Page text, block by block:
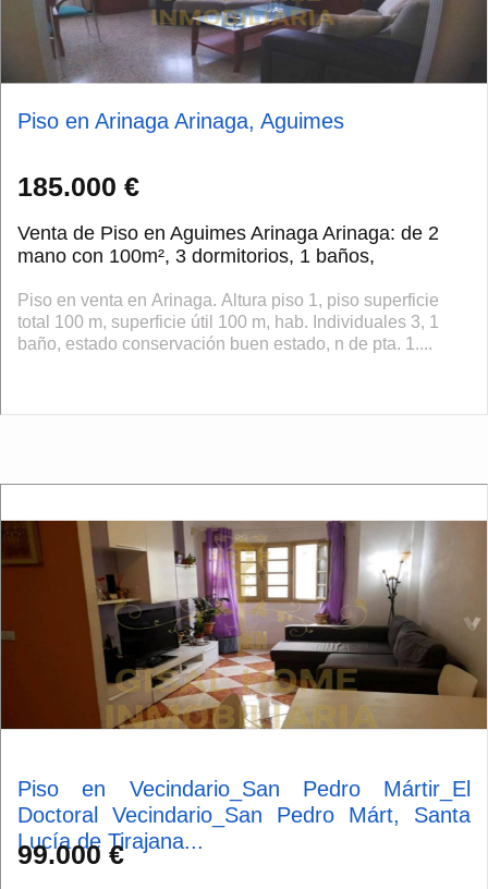
Piso en Arinaga Arinaga, Aguimes
185.000 €
Venta de Piso en Aguimes Arinaga Arinaga: de 2
mano con 100m², 3 dormitorios, 1 baños,
Piso en venta en Arinaga. Altura piso 1, piso superficie
total 100 m, superficie útil 100 m, hab. Individuales 3, 1
baño, estado conservación buen estado, n de pta. 1....
Piso en Vecindario_San Pedro Mártir_El
Doctoral Vecindario_San Pedro Márt, Santa
Lucía de Tirajana...
99.000 €